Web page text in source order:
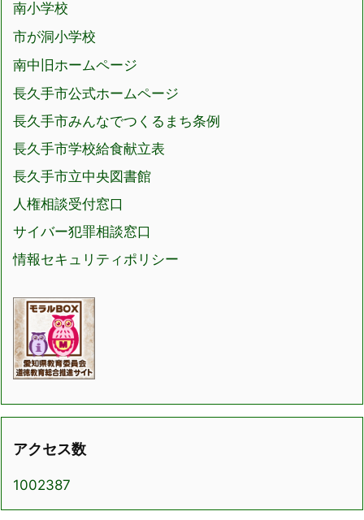
南小学校
市が洞小学校
南中旧ホームページ
長久手市公式ホームページ
長久手市みんなでつくるまち条例
長久手市学校給食献立表
長久手市立中央図書館
人権相談受付窓口
サイバー犯罪相談窓口
情報セキュリティポリシー
アクセス数
1002387